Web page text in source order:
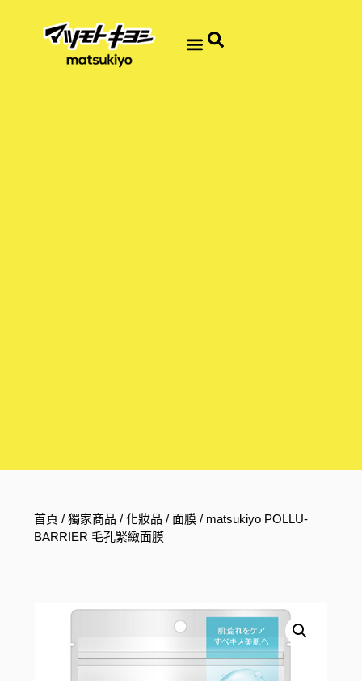
首頁 /獨家商品 /化妝品 /面膜 / matsukiyo POLLU-
BARRIER 毛孔緊緻面膜